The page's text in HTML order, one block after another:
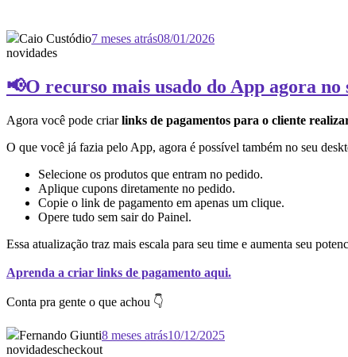
Caio Custódio7 meses atrás08/01/2026
novidades
📢O recurso mais usado do App agora no
Agora você pode criarlinks de pagamentos para o cliente
O que você já fazia pelo App, agora é possível também no seu
Selecione os produtos que entram no pedido.
Aplique cupons diretamente no pedido.
Copie o link de pagamento em apenas um clique.
Opere tudo sem sair do Painel.
Essa atualização traz mais escala para seu time e aumenta seu
Aprenda a criar links de pagamento aqui.
Conta pra gente o que achou 👇
Fernando Giunti8 meses atrás10/12/2025
novidadescheckout